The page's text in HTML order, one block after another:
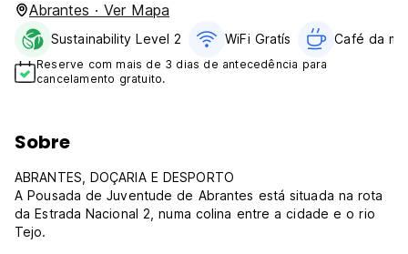
Abrantes · Ver Mapa
Sustainability Level 2 WiFi Gratís Café da
Reserve com mais de 3 dias de antecedência para
cancelamento gratuito.
Sobre
ABRANTES, DOÇARIA E DESPORTO
A Pousada de Juventude de Abrantes está situada na rota
da Estrada Nacional 2, numa colina entre a cidade e o rio
Tejo.